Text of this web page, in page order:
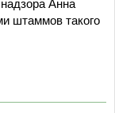
штаммов такого